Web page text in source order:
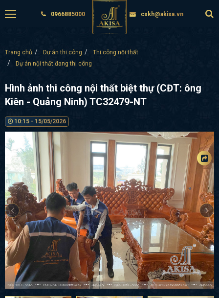
0966885000 cskh@akisa.vn
Trang chủ Dự án thi công
Thi công nội thất
Dự án nội thất đang thi công
Hình ảnh thi công nội thất biệt thự (CĐT: ông
Kiên - Quảng Ninh) TC32479-NT
10:15 - 15/05/2026